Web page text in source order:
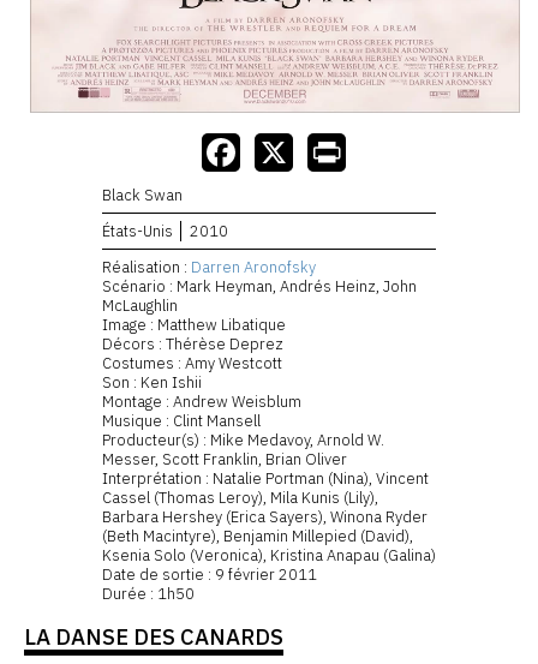
Black Swan
États-Unis
2010
Réalisation : Darren Aronofsky
Scénario : Mark Heyman, Andrés Heinz, John
McLaughlin
Image : Matthew Libatique
Décors : Thérèse Deprez
Costumes : Amy Westcott
Son : Ken Ishii
Montage : Andrew Weisblum
Musique : Clint Mansell
Producteur(s) : Mike Medavoy, Arnold W.
Messer, Scott Franklin, Brian Oliver
Interprétation : Natalie Portman (Nina), Vincent
Cassel (Thomas Leroy), Mila Kunis (Lily),
Barbara Hershey (Erica Sayers), Winona Ryder
(Beth Macintyre), Benjamin Millepied (David),
Ksenia Solo (Veronica), Kristina Anapau (Galina)
Date de sortie : 9 février 2011
Durée : 1h50
LA DANSE DES CANARDS